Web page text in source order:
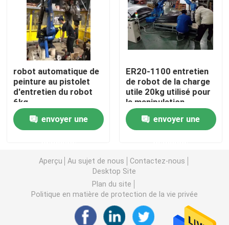
Au sujet de nous
Visite d'usine
Contrôle de qualité
Contactez-nous
Demandez une citation
robot automatique de
peinture au pistolet
d'entretien du robot
6kg
envoyer une
ER20-1100 entretien
de robot de la charge
utile 20kg utilisé pour
la manipulation
envoyer une
Aperçu Au sujet de nous
Contactez-nous
Desktop Site
Plan du site
Politique en matière de protection de la vie privée